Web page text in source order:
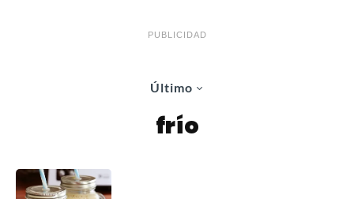
PUBLICIDAD
Último
frío